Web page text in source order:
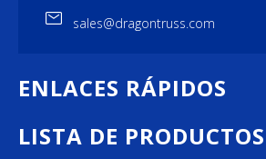
sales@dragontruss.com
ENLACES RÁPIDOS
LISTA DE PRODUCTOS